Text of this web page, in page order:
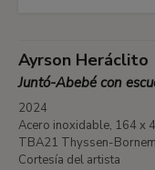
Ayrson Heráclito
Juntó-Abebé con
2024
Acero inoxidable, 164 x
TBA21 Thyssen-
Cortesía del artista